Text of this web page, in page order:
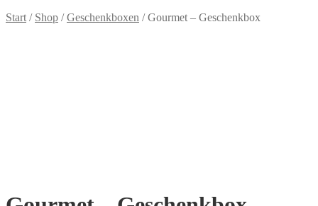
Start / Shop /Geschenkboxen /Gourmet – Geschenkbox